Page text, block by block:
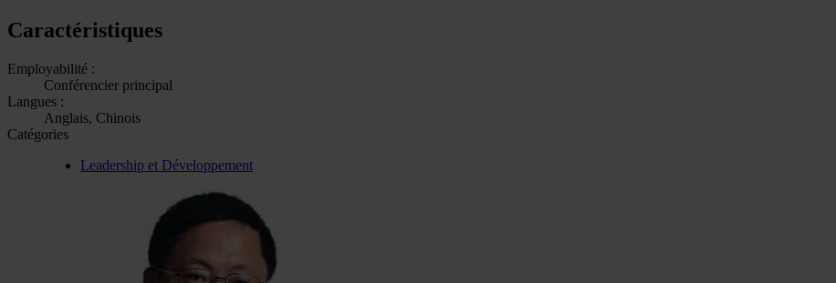
Caractéristiques
Employabilité :
Conférencier principal
Langues :
Anglais, Chinois
Catégories
Leadership et Développement